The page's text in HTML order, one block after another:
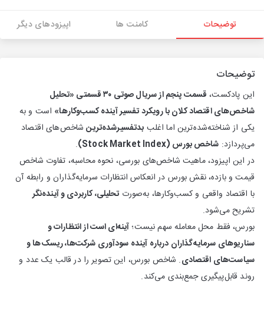
توضیحات کامنت ها اپیزودهای دیگر
توضیحات
این پادکست،
قسمت پنجم از سریال صوتی ۳۰ قسمتی «تحلیل
شاخص‌های اقتصاد کلان با رویکرد تفسیر آینده کسب‌وکارها» است و به
یکی از شناخته‌شده‌ترین اما اغلب بدتفسیر‌شده‌ترینشاخص‌های اقتصاد
می‌پردازد: شاخص بورس (Stock Market Index)
.
در این اپیزود، ماهیت شاخص‌های بورسی، نحوه محاسبه، تفاوت شاخص
قیمت و بازده، نقش بورس در انعکاس انتظارات سرمایه‌گذاران و رابطه آن
با اقتصاد واقعی و کسب‌وکارها، به‌صورت تحلیلی، کاربردی و آینده‌نگر
تشریح می‌شود.
بورس، فقط محل معامله سهم نیست؛ آینه‌ای است از انتظارات و
سناریوهای سرمایه‌گذاران درباره آینده سودآوری شرکت‌ها، ریسک‌ها و
سیاست‌های اقتصادی. شاخص بورس، این تصویر را در قالب یک عدد و
روند قابل‌پیگیری جمع‌بندی می‌کند.